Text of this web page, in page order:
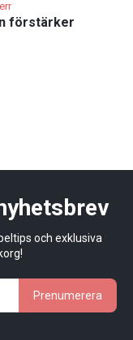
förstärker
och exklusiva
Prenumerera